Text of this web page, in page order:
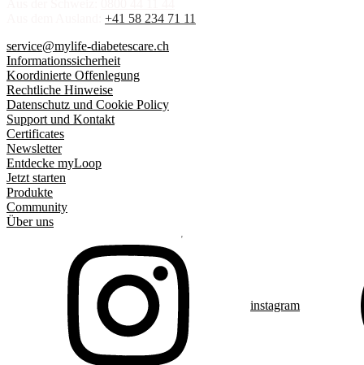
+41 58 234 71 11
service@mylife-diabetescare.ch
Informationssicherheit
Koordinierte Offenlegung
Rechtliche Hinweise
Datenschutz und Cookie Policy
Support und Kontakt
Certificates
Newsletter
Entdecke myLoop
Jetzt starten
Produkte
Community
Über uns
instagram